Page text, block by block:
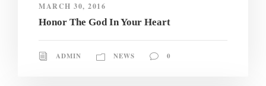
MARCH 30, 2016
Honor The God In Your Heart
ADMIN NEWS 0